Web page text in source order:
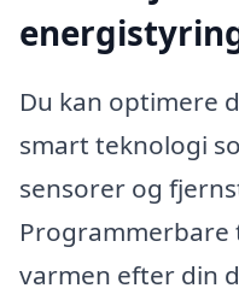
Du kan optimere
smart teknologi
sensorer og
varmen efter din